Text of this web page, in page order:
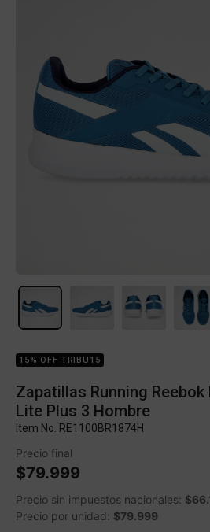
15% OFF TRIBU15
Zapatillas Running Reebok
Lite Plus 3 Hombre
Item No. RE1100BR1874H
Precio final
$79.999
Precio sin impuestos nacionales:
Precio por unidad: $79.999